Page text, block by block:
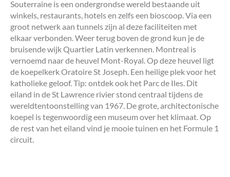
Souterraine is een ondergrondse wereld bestaande uit
winkels, restaurants, hotels en zelfs een bioscoop. Via een
groot netwerk aan tunnels zijn al deze faciliteiten met
elkaar verbonden. Weer terug boven de grond kun je de
bruisende wijk Quartier Latin verkennen. Montreal is
vernoemd naar de heuvel Mont-Royal. Op deze heuvel ligt
de koepelkerk Oratoire St Joseph. Een heilige plek voor het
katholieke geloof. Tip: ontdek ook het Parc de Iles. Dit
eiland in de St Lawrence rivier stond centraal tijdens de
wereldtentoonstelling van 1967. De grote, architectonische
koepel is tegenwoordig een museum over het klimaat. Op
de rest van het eiland vind je mooie tuinen en het Formule 1
circuit.